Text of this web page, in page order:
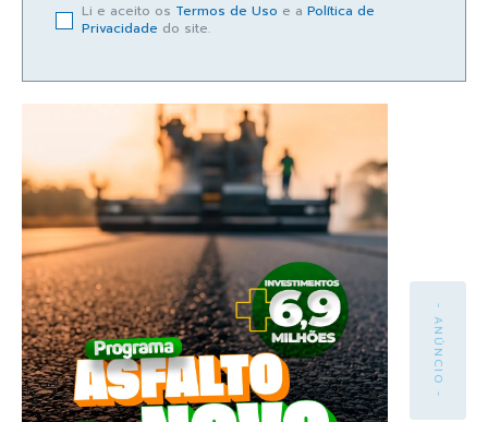
Li e aceito os Termos de Uso e a Política de
Privacidade do site.
- ANÚNCIO -